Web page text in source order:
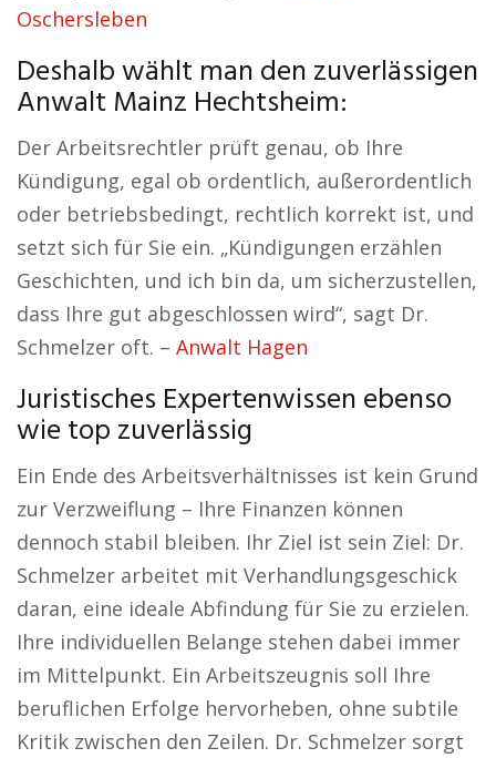
Oschersleben
Deshalb wählt man den zuverlässigen
Anwalt Mainz Hechtsheim:
Der Arbeitsrechtler prüft genau, ob Ihre
Kündigung, egal ob ordentlich, außerordentlich
oder betriebsbedingt, rechtlich korrekt ist, und
setzt sich für Sie ein. „Kündigungen erzählen
Geschichten, und ich bin da, um sicherzustellen,
dass Ihre gut abgeschlossen wird“, sagt Dr.
Schmelzer oft. – Anwalt Hagen
Juristisches Expertenwissen ebenso
wie top zuverlässig
Ein Ende des Arbeitsverhältnisses ist kein Grund
zur Verzweiflung – Ihre Finanzen können
dennoch stabil bleiben. Ihr Ziel ist sein Ziel: Dr.
Schmelzer arbeitet mit Verhandlungsgeschick
daran, eine ideale Abfindung für Sie zu erzielen.
Ihre individuellen Belange stehen dabei immer
im Mittelpunkt. Ein Arbeitszeugnis soll Ihre
beruflichen Erfolge hervorheben, ohne subtile
Kritik zwischen den Zeilen. Dr. Schmelzer sorgt